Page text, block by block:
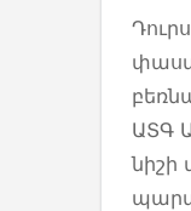
ԱՏԳ
նիշի